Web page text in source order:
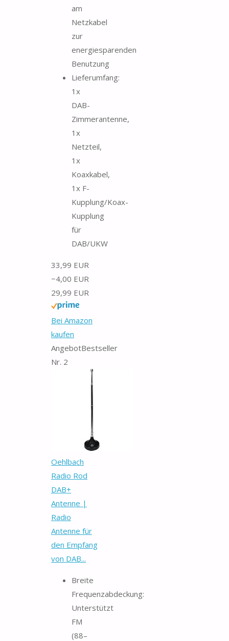
am
Netzkabel
zur
energiesparenden
Benutzung
Lieferumfang:
1x
DAB-
Zimmerantenne,
1x
Netzteil,
1x
Koaxkabel,
1x F-
Kupplung/Koax-
Kupplung
für
DAB/UKW
33,99 EUR
−4,00 EUR
29,99 EUR
Bei Amazon
kaufen
AngebotBestseller
Nr. 2
Oehlbach
Radio Rod
DAB+
Antenne |
Radio
Antenne für
den Empfang
von DAB...
Breite
Frequenzabdeckung:
Unterstützt
FM
(88–